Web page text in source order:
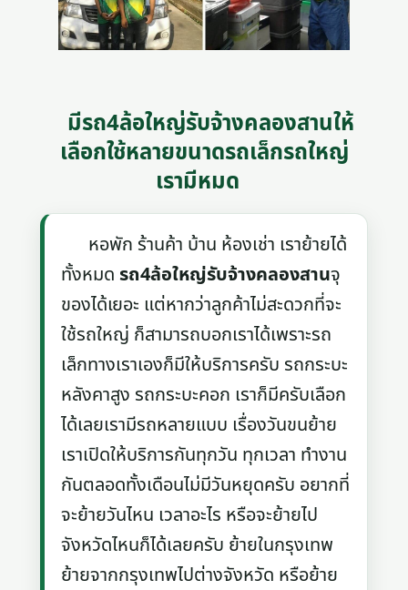
มีรถ4ล้อใหญ่รับจ้างคลองสานให้
เลือกใช้หลายขนาดรถเล็กรถใหญ่
เรามีหมด
หอพัก ร้านค้า บ้าน ห้องเช่า เราย้ายได้
ทั้งหมดรถ4ล้อใหญ่รับจ้างคลองสานจุ
ของได้เยอะ แต่หากว่าลูกค้าไม่สะดวกที่จะ
ใช้รถใหญ่ ก็สามารถบอกเราได้เพราะรถ
เล็กทางเราเองก็มีให้บริการครับ รถกระบะ
หลังคาสูง รถกระบะคอก เราก็มีครับเลือก
ได้เลยเรามีรถหลายแบบ เรื่องวันขนย้าย
เราเปิดให้บริการกันทุกวัน ทุกเวลา ทำงาน
กันตลอดทั้งเดือนไม่มีวันหยุดครับ อยากที่
จะย้ายวันไหน เวลาอะไร หรือจะย้ายไป
จังหวัดไหนก็ได้เลยครับ ย้ายในกรุงเทพ
ย้ายจากกรุงเทพไปต่างจังหวัด หรือย้าย